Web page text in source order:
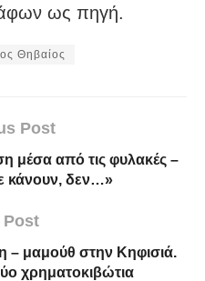
ως πηγή.
Θηβαίος
Post
μέσα από τις φυλακές –
κάνουν, δεν…»
Post
– μαμούθ στην Κηφισιά.
χρηματοκιβώτια